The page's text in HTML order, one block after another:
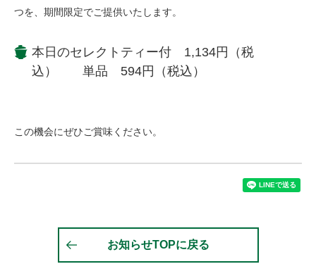
つを、期間限定でご提供いたします。
本日のセレクトティー付 1,134円（税
込） 単品 594円（税込）
この機会にぜひご賞味ください。
お知らせTOPに戻る